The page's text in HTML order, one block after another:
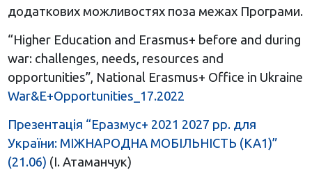
додаткових можливостях поза межах Програми.
“Higher Education and Erasmus+ before and during
war: challenges, needs, resources and
opportunities”, National Erasmus+ Office in Ukraine
War&E+Opportunities_17.2022
Презентація “Еразмус+ 2021 2027 рр. для
України: МІЖНАРОДНА МОБІЛЬНІСТЬ (КА1)”
(21.06) (І. Атаманчук)